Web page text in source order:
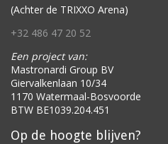
(Achter de TRIXXO Arena)
+32 486 47 20 52
Een project van:
Mastronardi Group BV
Giervalkenlaan 10/34
1170 Watermaal-Bosvoorde
BTW BE1039.204.451
Op de hoogte blijven?